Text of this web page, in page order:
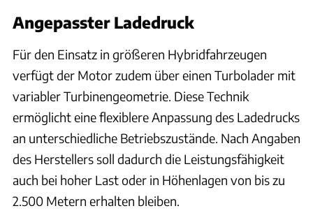
Angepasster Ladedruck
Für den Einsatz in größeren Hybridfahrzeugen
verfügt der Motor zudem über einen Turbolader mit
variabler Turbinengeometrie. Diese Technik
ermöglicht eine flexiblere Anpassung des Ladedrucks
an unterschiedliche Betriebszustände. Nach Angaben
des Herstellers soll dadurch die Leistungsfähigkeit
auch bei hoher Last oder in Höhenlagen von bis zu
2.500 Metern erhalten bleiben.